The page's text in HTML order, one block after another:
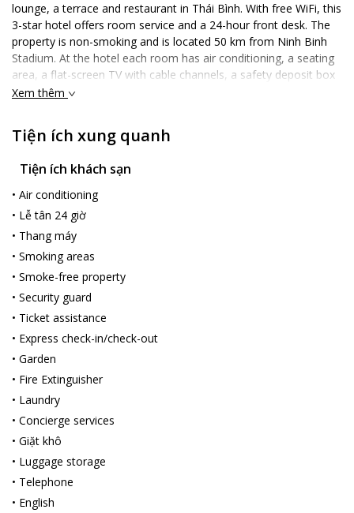
lounge, a terrace and restaurant in Thái Bình. With free WiFi, this
3-star hotel offers room service and a 24-hour front desk. The
property is non-smoking and is located 50 km from Ninh Binh
Stadium. At the hotel each room has air conditioning, a seating
area, a flat-screen TV with cable channels, a safety deposit box
and a private bathroom with a shower, free toiletries and a
At the accommodation each room comes with bed linen and
from Khách Sạn Kim Cương Thái Bình.
Xem thêm
Tiện ích xung quanh
Tiện ích khách sạn
• Air conditioning
• Lễ tân 24 giờ
• Thang máy
• Smoking areas
• Smoke-free property
• Security guard
• Ticket assistance
• Express check-in/check-out
• Garden
• Fire Extinguisher
• Laundry
• Concierge services
• Giặt khô
• Luggage storage
• Telephone
• English